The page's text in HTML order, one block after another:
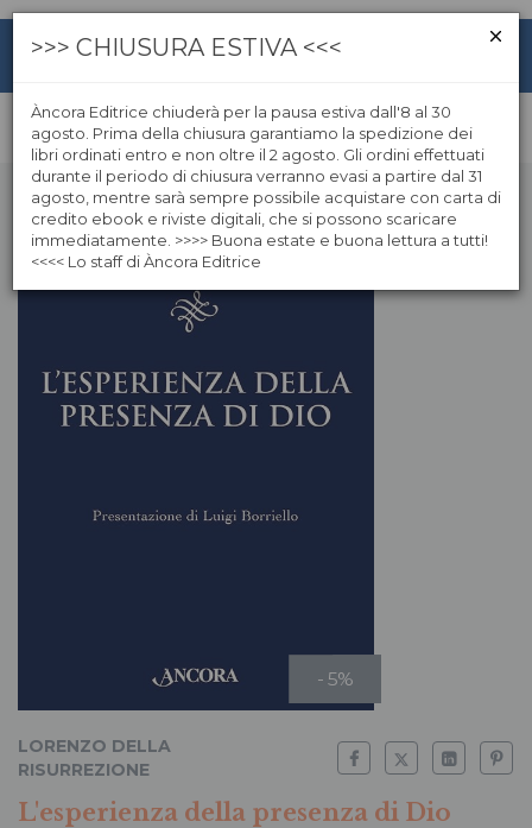
- 5%
LORENZO DELLA
RISURREZIONE
L'esperienza della presenza di Dio
>>> CHIUSURA ESTIVA <<<
Àncora Editrice chiuderà per la pausa estiva dall'8 al 30
agosto. Prima della chiusura garantiamo la spedizione dei
libri ordinati entro e non oltre il 2 agosto. Gli ordini effettuati
durante il periodo di chiusura verranno evasi a partire dal 31
agosto, mentre sarà sempre possibile acquistare con carta di
credito ebook e riviste digitali, che si possono scaricare
immediatamente. >>>> Buona estate e buona lettura a tutti!
<<<< Lo staff di Àncora Editrice